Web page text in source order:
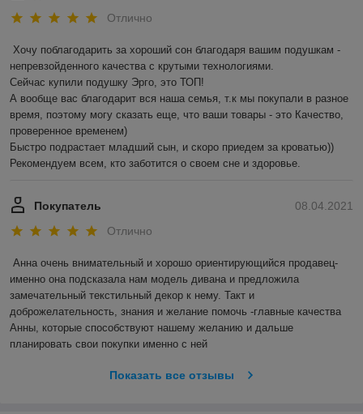
Отлично
Хочу поблагодарить за хороший сон благодаря вашим подушкам -
непревзойденного качества с крутыми технологиями.
Сейчас купили подушку Эрго, это ТОП!
А вообще вас благодарит вся наша семья, т.к мы покупали в разное
время, поэтому могу сказать еще, что ваши товары - это Качество,
проверенное временем)
Быстро подрастает младший сын, и скоро приедем за кроватью))
Рекомендуем всем, кто заботится о своем сне и здоровье.
08.04.2021
Покупатель
Отлично
Анна очень внимательный и хорошо ориентирующийся продавец-
именно она подсказала нам модель дивана и предложила
замечательный текстильный декор к нему. Такт и
доброжелательность, знания и желание помочь -главные качества
Анны, которые способствуют нашему желанию и дальше
планировать свои покупки именно с ней
Показать все отзывы